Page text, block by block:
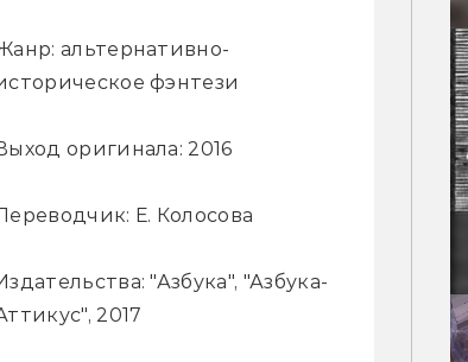
альтернативно-
фэнтези
оригинала: 2016
Е. Колосова
"Азбука", "Азбука-
2017